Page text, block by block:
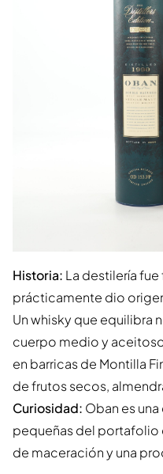
Historia: La destilería fue
prácticamente dio
Un whisky que equilibra
cuerpo medio y
en barricas de Montilla
de frutos secos,
Curiosidad: Oban es
pequeñas del portafolio
de maceración y una